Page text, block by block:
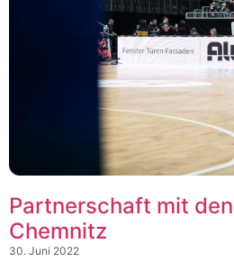
Partnerschaft mit
Chemnitz
30. Juni 2022